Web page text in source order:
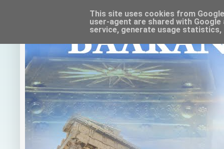
This site uses cookies from
user-agent are shared with
service, generate usage statistics,